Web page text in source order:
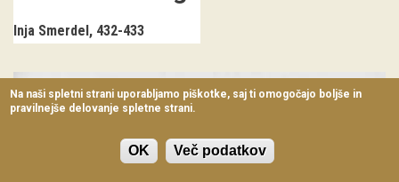
Prireditve
Predavanja
Delavnice
Vodeni ogledi
Inja Smerdel 432-433
Na naši spletni strani uporabljamo piškotke, saj ti omogočajo boljše in
pravilnejše delovanje spletne strani.
OK Več podatkov